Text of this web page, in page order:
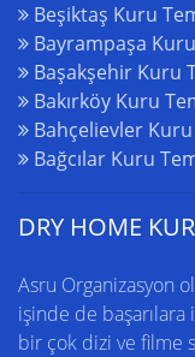
Beşiktaş Kuru
Bayrampaşa
Başakşehir Kuru
Bakırköy Kuru
Bahçelievler
Bağcılar Kuru
DRY HOME
Asru Organizasyon
işinde de başarılara
bir çok dizi ve filme